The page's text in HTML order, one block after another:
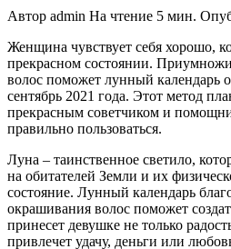
Автор admin На чтение 5 мин.
Женщина чувствует себя хорошо,
прекрасном состоянии.
волос поможет лунный календарь
сентябрь 2021 года. Этот метод
прекрасным советчиком и
правильно пользоваться.
Луна – таинственное светило,
на обитателей Земли и их
состояние. Лунный календарь
окрашивания волос поможет
принесет девушке не только
привлечет удачу, деньги или